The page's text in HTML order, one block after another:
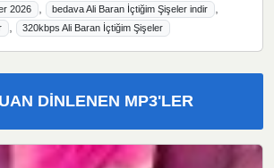
2026 , bedava Ali Baran İçtiğim Şişeler indir ,
, 320kbps Ali Baran İçtiğim Şişeler
DINLENEN MP3'LER